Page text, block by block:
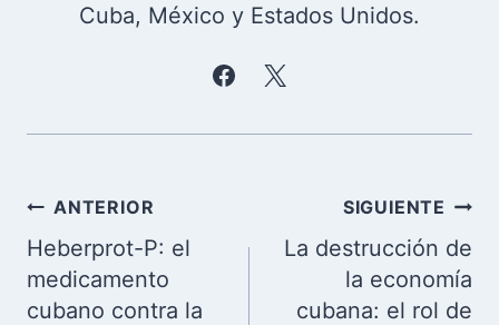
Cuba, México y Estados Unidos.
Navegación
de
entradas
ANTERIOR
Heberprot-P: el
medicamento
cubano contra la
SIGUIENTE
La destrucción de
la economía
cubana: el rol de